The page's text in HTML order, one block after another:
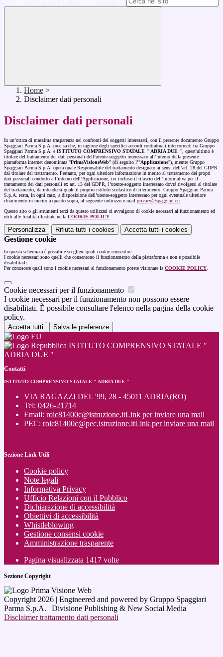
Home >
Disclaimer dati personali
Disclaimer dati personali
In un’ottica di massima trasparenza nei confronti dei soggetti interessati, con il presente documento Gruppo
Spaggiari Parma S.p.A. precisa che, in ragione degli specifici accordi contrattuali intercorrenti tra Gruppo
Spaggiari Parma S.p.A. e ISTITUTO COMPRENSIVO STATALE " ADRIA DUE " , quest'ultimo è
titolare del trattamento dei dati personali dell’utente-soggetto interessato all’interno della presente
piattaforma internet denominata "PrimaVisioneWeb" (di seguito l’"Applicazione"), mentre Gruppo
Spaggiari Parma S.p.A. opera quale Responsabile del trattamento designato ai sensi dell’art. 28 del GDPR
dal titolare del trattamento. Pertanto, per ogni ulteriore informazione in merito al trattamento dei propri
dati personali condotto all’interno dell’Applicazione, ivi incluso il rilascio dell’informativa per il
trattamento dei dati personali ex art. 13 del GDPR, l’utente-soggetto interessato dovrà rivolgersi al titolare
del trattamento, da intendersi quale il proprio istituto scolastico di riferimento. Gruppo Spaggiari Parma
S.p.A. resta, in ogni caso, a disposizione dell’utente-soggetto interessato per ogni eventuale ulteriore
chiarimento in merito a quanto sopra, al seguente indirizzo e-mail privacy@spaggiari.eu
Questo sito o gli strumenti terzi da questo utilizzati si avvalgono di cookie necessari al funzionamento ed
utili alle finalità illustrate nella COOKIE POLICY
Personalizza Rifiuta tutti i cookies Accetta tutti i cookies
Gestione cookie
In questa schermata è possibile scegliere quali cookie consentire.
I cookie necessari sono quelli che consentono il funzionamento della piattaforma e non è possibile
disabilitarli.
Per conoscere quali sono i cookie necessari al funzionamento potete visionare la COOKIE POLICY
Cookie necessari per il funzionamento
I cookie necessari per il funzionamento non possono essere
disabilitati. È possibile consultare l'elenco nella pagina della cookie
policy.
Accetta tutti Salva le preferenze
ISTITUTO COMPRENSIVO STATALE "
ADRIA DUE "
Contatti
ISTITUTO COMPRENSIVO STATALE " ADRIA DUE "
VIA RAGAZZI DEL '99, 28 - 45011 ADRIA(RO)
Tel: 0426-21714
Email: roic81400c@istruzione.itLink per inviare una mail
PEC: roic81400c@pec.istruzione.itLink per inviare una mail
Sezione Link Utili
Cookie policy
Note legali
Informativa Privacy
Ufficio Relazioni con il Pubblico
Dichiarazione di accessibilità
Obiettivi di accessibilità
Whistleblowing
Gestione consensi cookie
Amministrazione trasparente
Pagina visualizzata 1417 volte
Sezione Copyright
Copyright 2026 | Engineered and powered by Gruppo Spaggiari
Parma S.p.A. | Divisione Publishing & New Social Media
Disclaimer trattamento dati personali